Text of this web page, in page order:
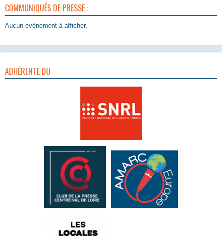
COMMUNIQUÉS DE PRESSE :
Aucun évènement à afficher.
ADHÉRENTE DU